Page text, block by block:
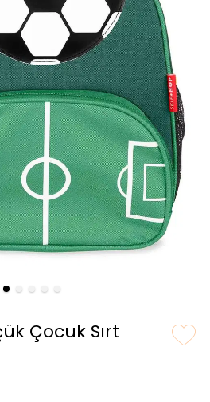
Çocuk Sırt